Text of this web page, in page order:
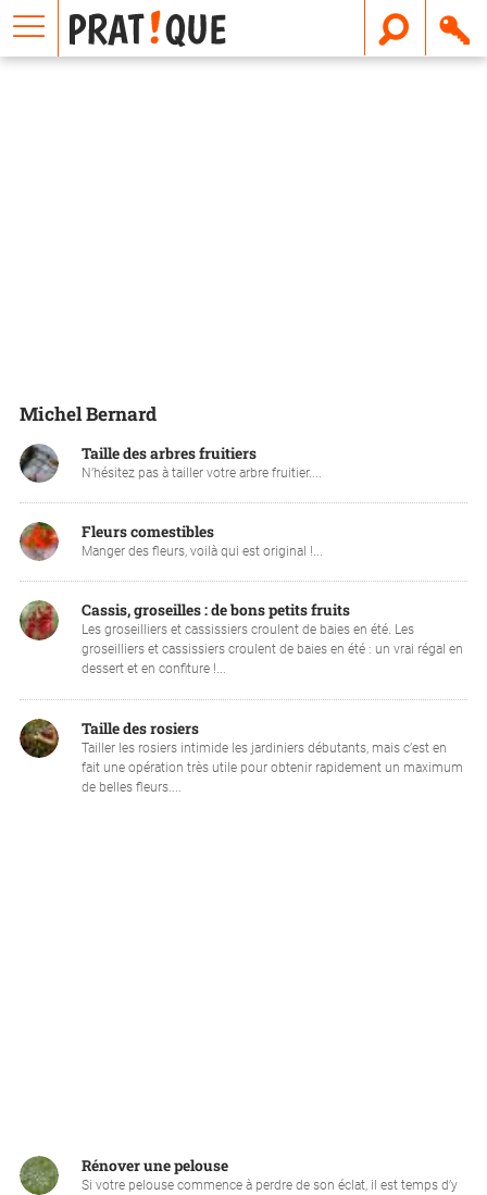
Michel Bernard
Taille des arbres fruitiers
N’hésitez pas à tailler votre arbre fruitier....
Fleurs comestibles
Manger des fleurs, voilà qui est original !...
Cassis, groseilles : de bons petits fruits
Les groseilliers et cassissiers croulent de baies en été. Les
groseilliers et cassissiers croulent de baies en été : un vrai régal en
dessert et en confiture !...
Taille des rosiers
Tailler les rosiers intimide les jardiniers débutants, mais c’est en
fait une opération très utile pour obtenir rapidement un maximum
de belles fleurs....
Rénover une pelouse
Si votre pelouse commence à perdre de son éclat, il est temps d’y
E
m
a